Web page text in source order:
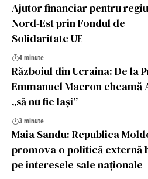
Ajutor financiar pentru
Nord-Est prin Fondul de
Solidaritate UE
4 minute
Războiul din Ucraina: De la
Emmanuel Macron cheamă
„să nu fie lași”
3 minute
Maia Sandu: Republica
promova o politică externă
pe interesele sale naţionale